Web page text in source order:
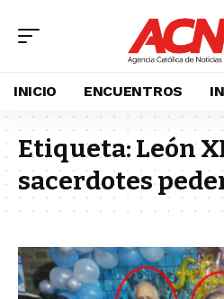
INICIO ENCUENTROS
Etiqueta: León
sacerdotes